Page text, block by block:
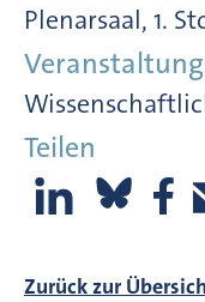
Plenarsaal, 1.
Teilen
Zurück zur